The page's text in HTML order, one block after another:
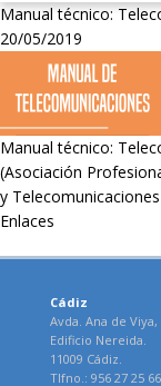
Manual técnico:
20/05/2019
Manual técnico:
(Asociación
y
Enlaces
Cádiz
Avda. Ana de Viya,
Edificio Nereida.
11009 Cádiz.
Tlfno.: 956 27 25 66